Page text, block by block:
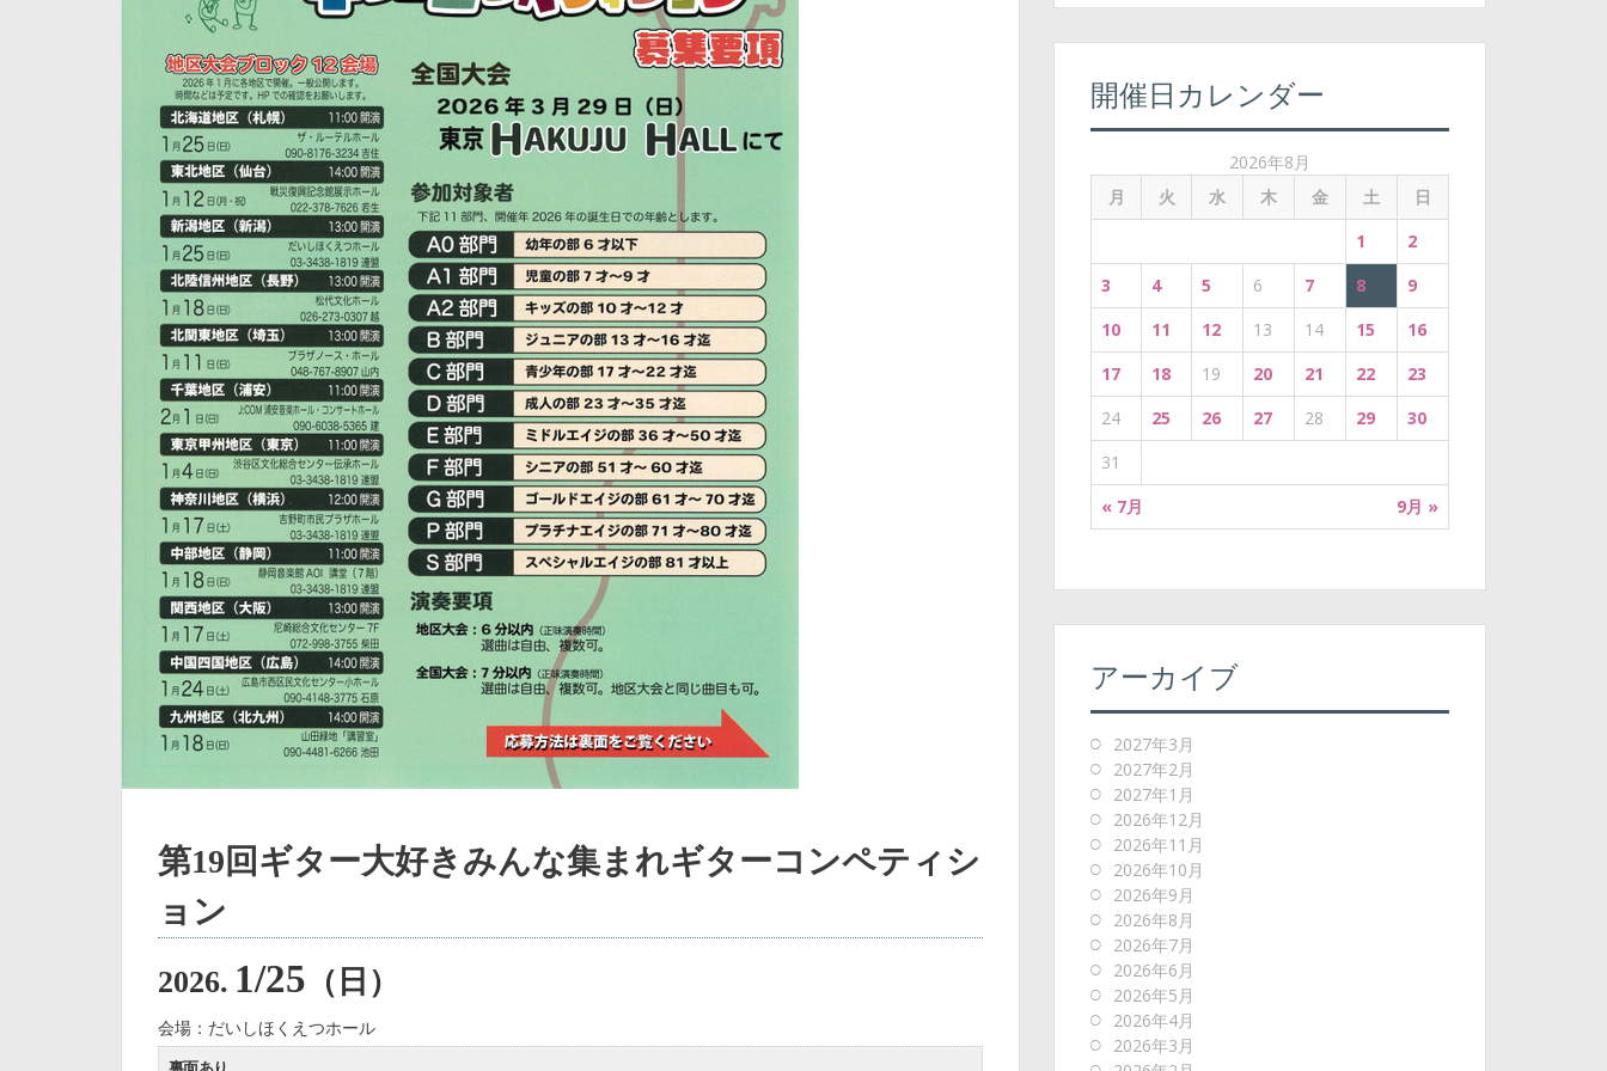
第19回ギター大好きみんな集まれギターコンペティシ
ョン
2026. 1/25 （日）
会場：だいしほくえつホール
開催日カレンダー
2026年8月
月
火 水 木 金 土 日
« 7月 9月 »
1
2
3
4 5 6 7 8
9
10
11 12 13 14 15
16
17
18 19 20 21 22
23
24
25 26 27 28 29
30
31
アーカイブ
2027年3月
2027年2月
2027年1月
2026年12月
2026年11月
2026年10月
2026年9月
2026年8月
2026年7月
2026年6月
2026年5月
2026年4月
2026年3月